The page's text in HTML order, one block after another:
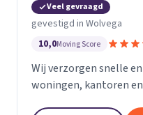
Veel gevraagd
gevestigd in Wolvega
10,0Moving Score
Wij verzorgen snelle
woningen, kantoren